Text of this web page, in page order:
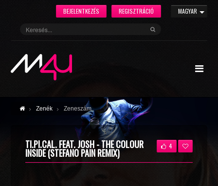
MAGYAR
REGISZTRÁCIÓ
BEJELENTKEZÉS
Zenék Zeneszám
TI.PI.CAL. FEAT. JOSH - THE COLOUR
INSIDE (STEFANO PAIN REMIX)
4